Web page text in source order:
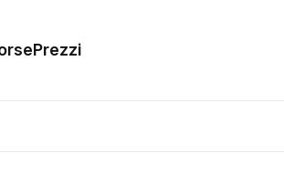
Prezzi
Modelli